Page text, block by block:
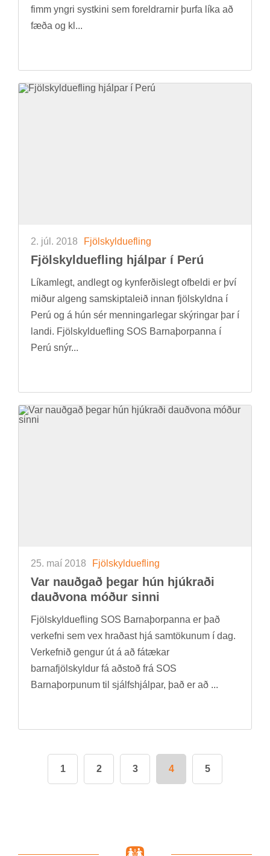
fimm yngri systkini sem for­eldr­arn­ir þurfa líka að
fæða og kl...
2. júl. 2018 Fjöl­skyldu­efl­ing
Fjöl­skyldu­efl­ing hjálp­ar í Perú
Lík­am­legt, and­legt og kyn­ferð­is­legt of­beldi er því
mið­ur al­geng sam­skipta­leið inn­an fjöl­skyldna í
Perú og á hún sér menn­ing­ar­leg­ar skýr­ing­ar þar í
landi. Fjöl­skyldu­efl­ing SOS Barna­þorp­anna í
Perú snýr...
25. maí 2018 Fjöl­skyldu­efl­ing
Var nauðg­að þeg­ar hún hjúkr­aði
dauð­vona móð­ur sinni
Fjöl­skyldu­efl­ing SOS Barna­þorp­anna er það
verk­efni sem vex hrað­ast hjá sam­tök­un­um í dag.
Verk­efn­ið geng­ur út á að fá­tæk­ar
barna­fjöl­skyld­ur fá að­stoð frá SOS
Barna­þorp­un­um til sjálfs­hjálp­ar, það er að ...
1 2 3 4 5